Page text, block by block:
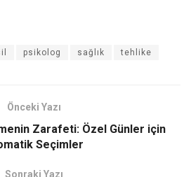
psikolog sağlık tehlike
Önceki Yazı
Zarafeti: Özel Günler için
Seçimler
Sonraki Yazı